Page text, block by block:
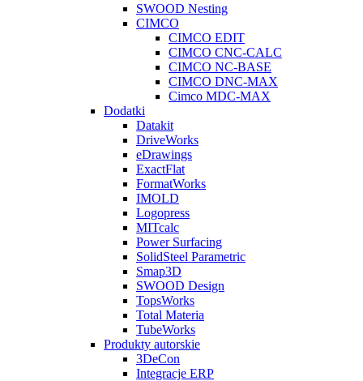
SWOOD Nesting
CIMCO
CIMCO EDIT
CIMCO CNC-CALC
CIMCO NC-BASE
CIMCO DNC-MAX
Cimco MDC-MAX
Dodatki
Datakit
DriveWorks
eDrawings
ExactFlat
FormatWorks
IMOLD
Logopress
MITcalc
Power Surfacing
SolidSteel Parametric
Smap3D
SWOOD Design
TopsWorks
Total Materia
TubeWorks
Produkty autorskie
3DeCon
Integracje ERP